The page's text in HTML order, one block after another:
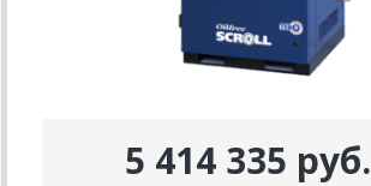
5 414 335 руб.